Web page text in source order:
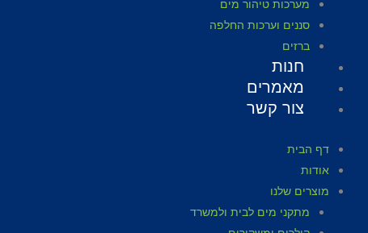
מערכות טיהור מים
סננים וערכות החלפה
ברזים
חנות
מאמרים
צור קשר
דף הבית
אודות
מוצרים שלנו
מתקני מים לבית ולמשרד